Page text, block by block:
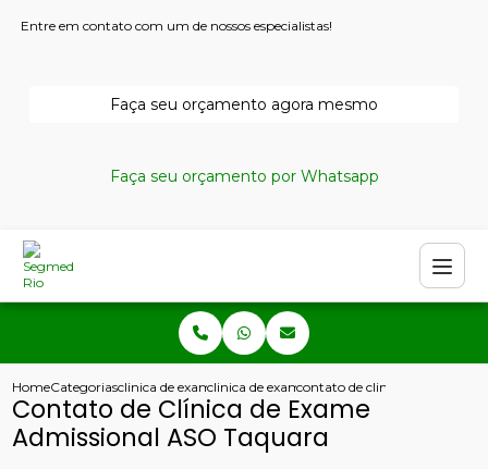
Entre em contato com um de nossos especialistas!
Faça seu orçamento agora mesmo
Faça seu orçamento por Whatsapp
HomeCategoriasclinica de exames admissionais
clinica de exame admissional de sangue
contato de clinica de exame
Contato de Clínica de Exame
Admissional ASO Taquara